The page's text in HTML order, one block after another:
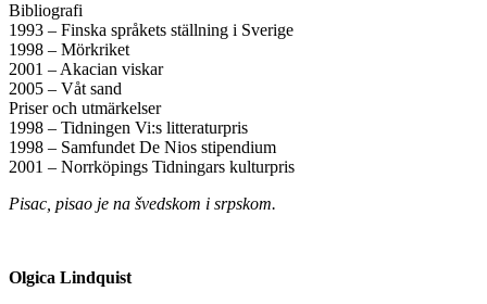
Bibliografi
1993 – Finska språkets ställning i Sverige
1998 – Mörkriket
2001 – Akacian viskar
2005 – Våt sand
Priser och utmärkelser
1998 – Tidningen Vi:s litteraturpris
1998 – Samfundet De Nios stipendium
2001 – Norrköpings Tidningars kulturpris
Pisac, pisao je na švedskom i srpskom.
Olgica Lindquist